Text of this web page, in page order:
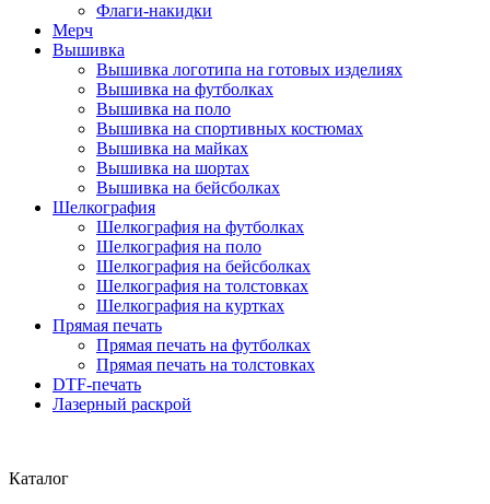
Флаги-накидки
Мерч
Вышивка
Вышивка логотипа на готовых изделиях
Вышивка на футболках
Вышивка на поло
Вышивка на спортивных костюмах
Вышивка на майках
Вышивка на шортах
Вышивка на бейсболках
Шелкография
Шелкография на футболках
Шелкография на поло
Шелкография на бейсболках
Шелкография на толстовках
Шелкография на куртках
Прямая печать
Прямая печать на футболках
Прямая печать на толстовках
DTF-печать
Лазерный раскрой
Каталог